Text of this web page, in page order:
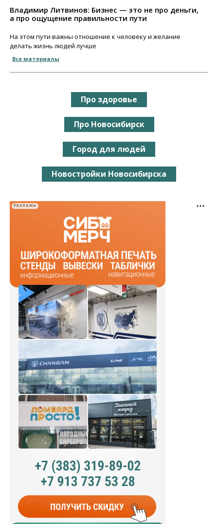
Владимир Литвинов: Бизнес — это не про деньги,
а про ощущение правильности пути
На этом пути важны отношение к человеку и желание
делать жизнь людей лучше
Все материалы
Про здоровье
Про Новосибирск
Город для людей
Новостройки Новосибирска
РЕКЛАМА